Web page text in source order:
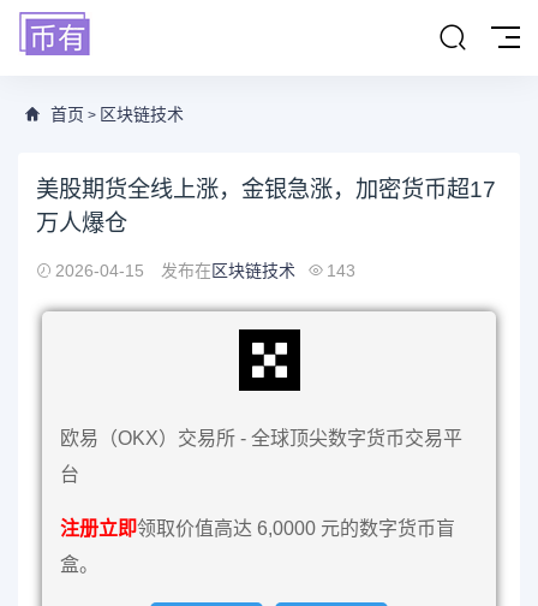
首页 > 区块链技术
美股期货全线上涨，金银急涨，加密货币超17
万人爆仓
2026-04-15 发布在区块链技术 143
欧易（OKX）交易所 - 全球顶尖数字货币交易平
台
注册立即领取价值高达 6,0000 元的数字货币盲
盒。